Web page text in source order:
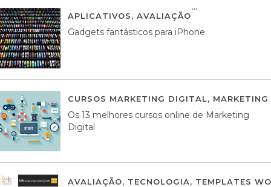
APLICATIVOS, AVALIAÇÃO
Gadgets fantásticos para iPhone
CURSOS MARKETING DIGITAL,
Os 13 melhores cursos online de Marketing
Digital
AVALIAÇÃO, TECNOLOGIA, TEMPLATES